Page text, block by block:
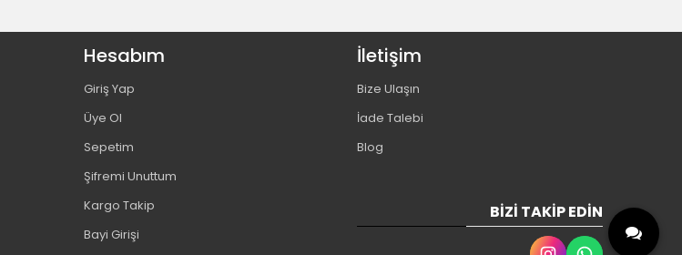
Hesabım
Giriş Yap
Üye Ol
Sepetim
Şifremi Unuttum
Kargo Takip
Bayi Girişi
İletişim
Bize Ulaşın
İade Talebi
Blog
BIZI TAKIP EDIN